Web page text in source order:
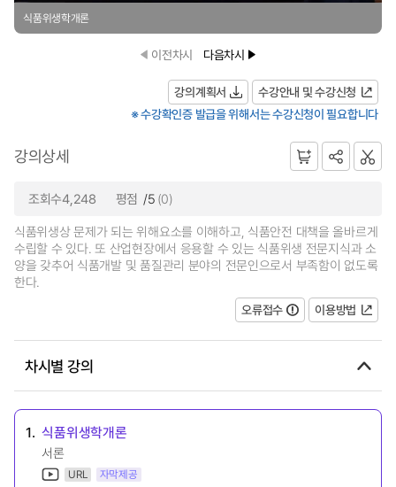
식품위생학개론
이전차시 다음차시
강의계획서
수강안내 및 수강신청
※ 수강확인증 발급을 위해서는 수강신청이 필요합니다
강의상세
조회수4,248 평점 /5 (0)
식품위생상 문제가 되는 위해요소를 이해하고, 식품안전 대책을 올바르게
수립할 수 있다. 또 산업현장에서 응용할 수 있는 식품위생 전문지식과 소
양을 갖추어 식품개발 및 품질관리 분야의 전문인으로서 부족함이 없도록
한다.
오류접수
이용방법
차시별 강의
1. 식품위생학개론
서론
URL 자막제공